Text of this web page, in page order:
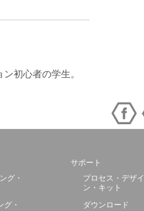
初心者の学生。
グ・
グ・
サポート
プロセス・デザイ
ン・キット
ダウンロード